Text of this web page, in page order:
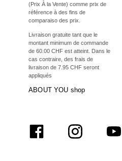
(Prix À la Vente) comme prix de
référence à des fins de
comparaiso des prix.
Livraison gratuite tant que le
montant minimum de commande
de 60.00 CHF est atteint. Dans le
cas contraire, des frais de
livraison de 7.95 CHF seront
appliqués
ABOUT YOU shop